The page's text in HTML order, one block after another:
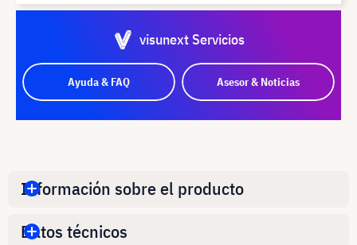
visunext Servicios
Ayuda & FAQ Asesor & Noticias
Información sobre el producto
Datos técnicos